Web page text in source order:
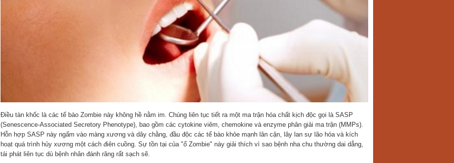
Điều tàn khốc là các tế bào Zombie này không hề nằm im. Chúng liên tục tiết ra một ma trận hóa chất kịch độc gọi là SASP
(Senescence-Associated Secretory Phenotype), bao gồm các cytokine viêm, chemokine và enzyme phân giải ma trận (MMPs).
Hỗn hợp SASP này ngấm vào màng xương và dây chằng, đầu độc các tế bào khỏe mạnh lân cận, lây lan sự lão hóa và kích
hoạt quá trình hủy xương một cách điên cuồng. Sự tồn tại của "ổ Zombie" này giải thích vì sao bệnh nha chu thường dai dẳng,
tái phát liên tục dù bệnh nhân đánh răng rất sạch sẽ.